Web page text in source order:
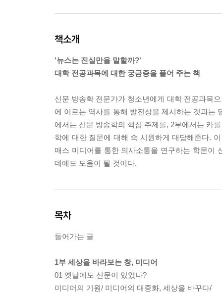
책소개
'뉴스는 진실만을 말할까?'
대학 전공과목에 대한 궁금증을 풀어 주는 책
신문 방송학 전문가가 청소년에게 대학 전공과목
에 이르는 역사를 통해 발전상을 제시하는 것과는
에서는 신문 방송학의 핵심 주제를, 2부에서는 카
학에 대한 질문에 대해 속 시원하게 대답해준다.
매스 미디어를 통한 의사소통을 연구하는 학문이
데에도 도움이 될 것이다.
목차
들어가는 글
1부 세상을 바라보는 창, 미디어
01 옛날에도 신문이 있었나?
미디어의 기원/ 미디어의 대중화, 세상을 바꾸다/